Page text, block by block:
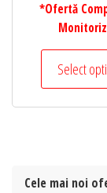
*Ofertă
Select
Cele mai noi